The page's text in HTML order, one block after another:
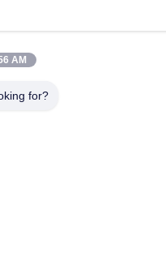
AM
for?